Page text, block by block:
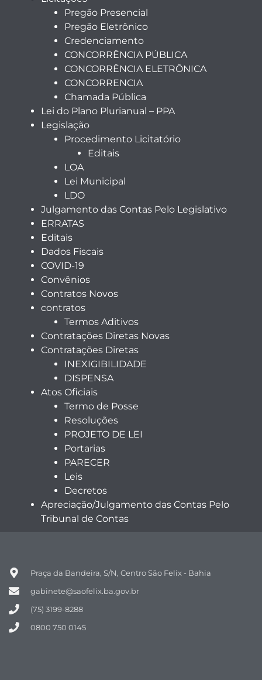
Pregão Presencial
Pregão Eletrônico
Credenciamento
CONCORRÊNCIA PÚBLICA
CONCORRÊNCIA ELETRÔNICA
CONCORRENCIA
Chamada Pública
Lei do Plano Plurianual – PPA
Legislação
Procedimento Licitatório
Editais
LOA
Lei Municipal
LDO
Julgamento das Contas Pelo Legislativo
ERRATAS
Editais
Dados Fiscais
COVID-19
Convênios
Contratos Novos
contratos
Termos Aditivos
Contratações Diretas Novas
Contratações Diretas
INEXIGIBILIDADE
DISPENSA
Atos Oficiais
Termo de Posse
Resoluções
PROJETO DE LEI
Portarias
PARECER
Leis
Decretos
Apreciação/Julgamento das Contas Pelo
Tribunal de Contas
Praça da Bandeira, S/N, Centro São Felix - Bahia
gabinete@saofelix.ba.gov.br
(75) 3199-8288
0800 750 0145